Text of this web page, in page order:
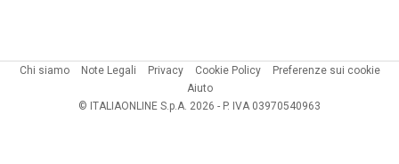
Chi siamo Note Legali Privacy Cookie Policy
Preferenze sui cookie
Aiuto
© ITALIAONLINE S.p.A. 2026 - P. IVA 03970540963